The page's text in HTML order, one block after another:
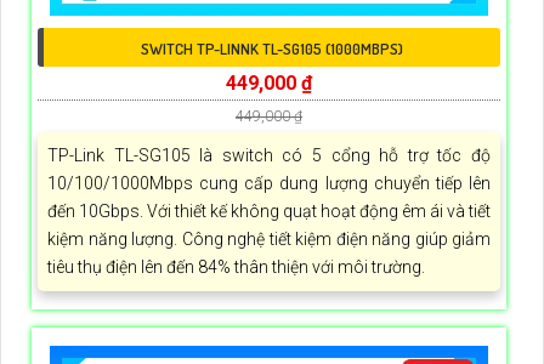
SWITCH TP-LINNK TL-SG105 (1000MBPS)
449,000 ₫
449,000 ₫
TP-Link TL-SG105 là switch có 5 cổng hỗ trợ tốc độ
10/100/1000Mbps cung cấp dung lượng chuyển tiếp lên
đến 10Gbps. Với thiết kế không quạt hoạt động êm ái và tiết
kiệm năng lượng. Công nghệ tiết kiệm điện năng giúp giảm
tiêu thụ điện lên đến 84% thân thiện với môi trường.